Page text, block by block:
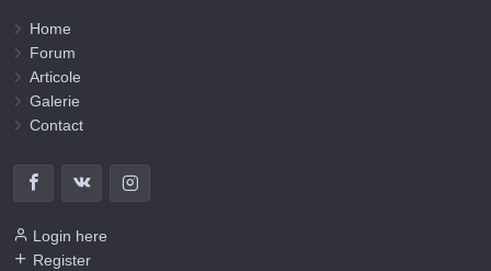
Home
Forum
Articole
Galerie
Contact
Login here
Register